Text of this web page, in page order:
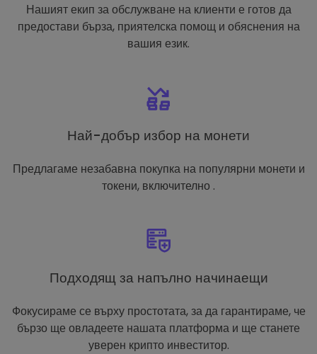
Нашият екип за обслужване на клиенти е готов да
предостави бърза, приятелска помощ и обяснения на
вашия език.
Най-добър избор на монети
Предлагаме незабавна покупка на популярни монети и
токени, включително .
Подходящ за напълно начинаещи
Фокусираме се върху простотата, за да гарантираме, че
бързо ще овладеете нашата платформа и ще станете
уверен крипто инвеститор.